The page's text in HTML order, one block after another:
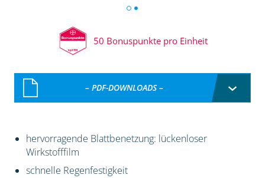
50 Bonuspunkte pro Einheit
– PDF-DOWNLOADS –
hervorragende Blattbenetzung: lückenloser
Wirkstofffilm
schnelle Regenfestigkeit